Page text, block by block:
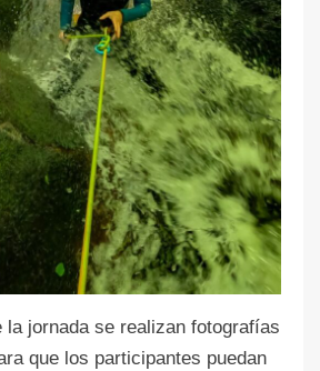
la jornada se realizan fotografías
que los participantes puedan